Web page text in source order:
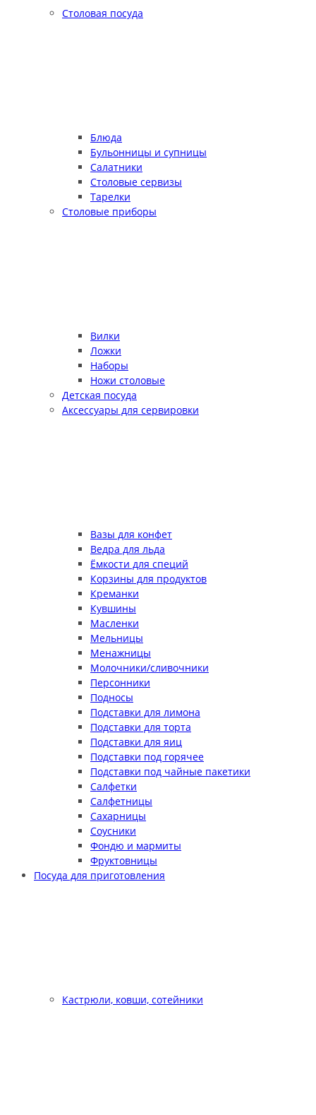
Столовая посуда
Блюда
Бульонницы и супницы
Салатники
Столовые сервизы
Тарелки
Столовые приборы
Вилки
Ложки
Наборы
Ножи столовые
Детская посуда
Аксессуары для сервировки
Вазы для конфет
Ведра для льда
Ёмкости для специй
Корзины для продуктов
Креманки
Кувшины
Масленки
Мельницы
Менажницы
Молочники/сливочники
Персонники
Подносы
Подставки для лимона
Подставки для торта
Подставки для яиц
Подставки под горячее
Подставки под чайные пакетики
Салфетки
Салфетницы
Сахарницы
Соусники
Фондю и мармиты
Фруктовницы
Посуда для приготовления
Кастрюли, ковши, сотейники